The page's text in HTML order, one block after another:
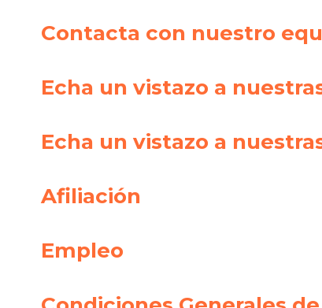
Contacta con nuestro
Echa un vistazo a
Echa un vistazo a
Afiliación
Empleo